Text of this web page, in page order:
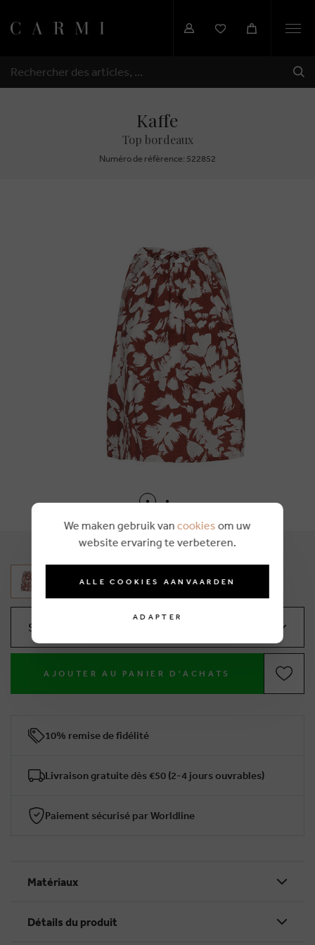
RECHERCHER
Kaffe
Top bordeaux
Numéro de réfèrence: 522852
Sélectionnez votre taille
AJOUTER AU PANIER D'ACHATS
10% remise de fidélité
Livraison gratuite dès €50 (2-4 jours ouvrables)
Paiement sécurisé par Worldline
Matériaux
Détails du produit
We maken gebruik van cookies om uw
website ervaring te verbeteren.
ALLE COOKIES AANVAARDEN
ADAPTER